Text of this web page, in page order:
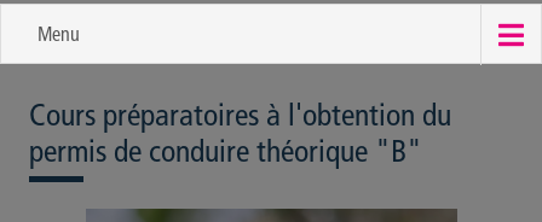
Menu
Cours préparatoires à l'obtention du
permis de conduire théorique "B"